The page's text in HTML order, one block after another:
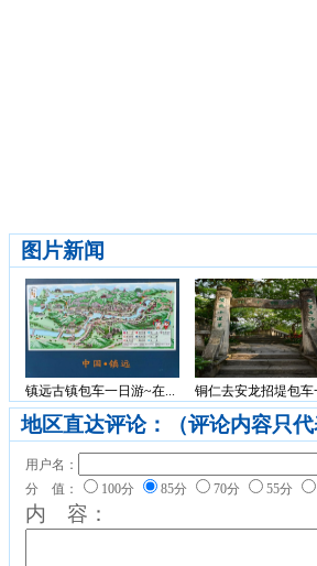
图片新闻
镇远古镇包车一日游~在... 铜仁去安龙招堤包车
地区直达评论：（评论内容只
用户名：
分 值：
100分 85分 70分 55分
内 容：